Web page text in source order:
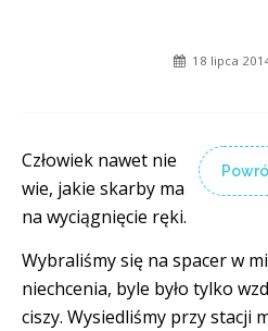
18 lipca
Człowiek nawet nie
wie, jakie skarby ma
na wyciągnięcie ręki.
Wybraliśmy się na spacer w
niechcenia, byle było tylko
ciszy. Wysiedliśmy przy stacji